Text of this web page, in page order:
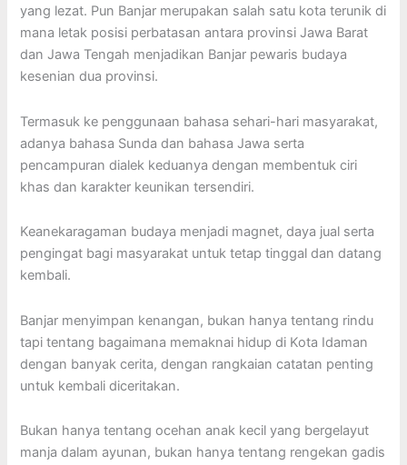
yang lezat. Pun Banjar merupakan salah satu kota terunik di
mana letak posisi perbatasan antara provinsi Jawa Barat
dan Jawa Tengah menjadikan Banjar pewaris budaya
kesenian dua provinsi.
Termasuk ke penggunaan bahasa sehari-hari masyarakat,
adanya bahasa Sunda dan bahasa Jawa serta
pencampuran dialek keduanya dengan membentuk ciri
khas dan karakter keunikan tersendiri.
Keanekaragaman budaya menjadi magnet, daya jual serta
pengingat bagi masyarakat untuk tetap tinggal dan datang
kembali.
Banjar menyimpan kenangan, bukan hanya tentang rindu
tapi tentang bagaimana memaknai hidup di Kota Idaman
dengan banyak cerita, dengan rangkaian catatan penting
untuk kembali diceritakan.
Bukan hanya tentang ocehan anak kecil yang bergelayut
manja dalam ayunan, bukan hanya tentang rengekan gadis